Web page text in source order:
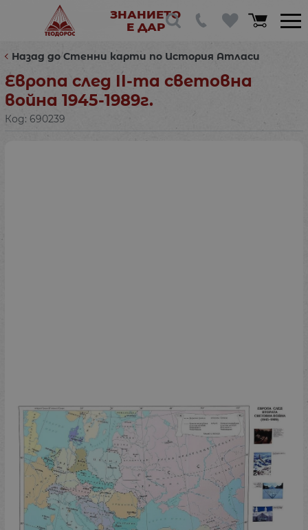
ЗНАНИЕТО
Е ДАР
Назад до Стенни карти по История Атласи
Европа след ІІ-та световна
война 1945-1989г.
Код: 690239